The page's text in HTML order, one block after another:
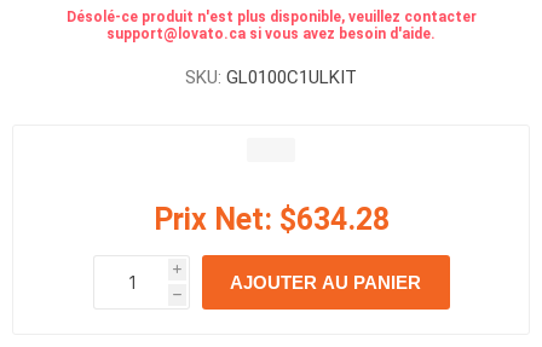
Désolé-ce produit n'est plus disponible, veuillez contacter
support@lovato.ca si vous avez besoin d'aide.
SKU: GL0100C1ULKIT
Prix Net: $634.28
i
h
h
AJOUTER AU PANIER